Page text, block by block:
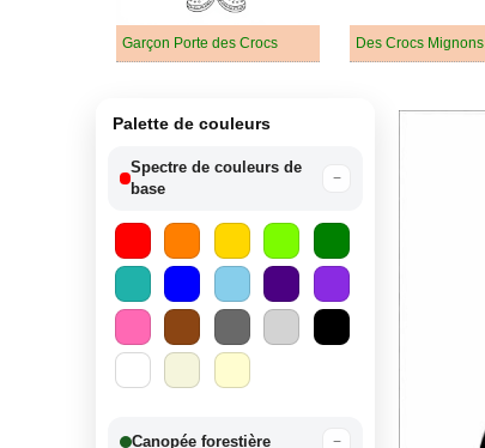
Garçon Porte des Crocs Des Crocs Mignons
Palette de couleurs
Spectre de couleurs de
base
−
Canopée forestière −